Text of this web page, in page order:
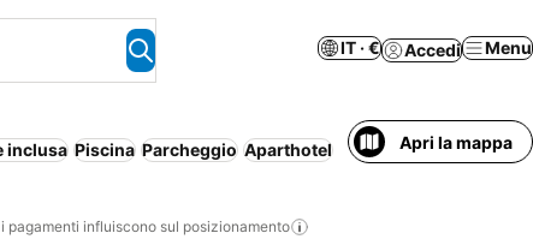
IT · € Accedi Menu
inclusa Piscina Parcheggio Aparthotel Apri la mappa
pagamenti influiscono sul posizionamento